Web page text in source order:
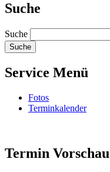
Suche
Suche
Service Menü
Fotos
Terminkalender
Termin Vorschau